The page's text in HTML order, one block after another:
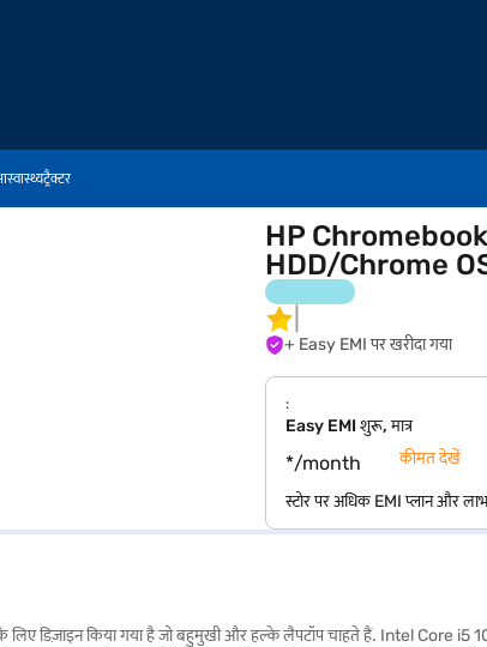
स्वास्थ्यट्रैक्टर
HP
HDD/Chrome
+ Easy EMI पर खरीदा गया
:
Easy EMI शुरू, मात्र
*/month कीमत देखें
स्टोर पर अधिक EMI प्लान और
किया गया है जो बहुमुखी और हल्के लैपटॉप चाहते हैं. Intel Core i5 10th